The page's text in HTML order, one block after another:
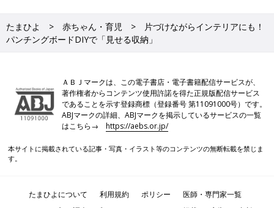
たまひよ 赤ちゃん・育児
片づけながらインテリアにも！
パンチングボードDIYで「見せる収納」
ＡＢＪマークは、この電子書店・電子書籍配信サービスが、
著作権者からコンテンツ使用許諾を得た正規版配信サービス
であることを示す登録商標（登録番号 第11091000号）です。
ABJマークの詳細、ABJマークを掲示しているサービスの一覧
はこちら→https://aebs.or.jp/
本サイトに掲載されている記事・写真・イラスト等のコンテンツの無断転載を禁じま
す。
たまひよについて 利用規約 ポリシー
医師・専門家一覧